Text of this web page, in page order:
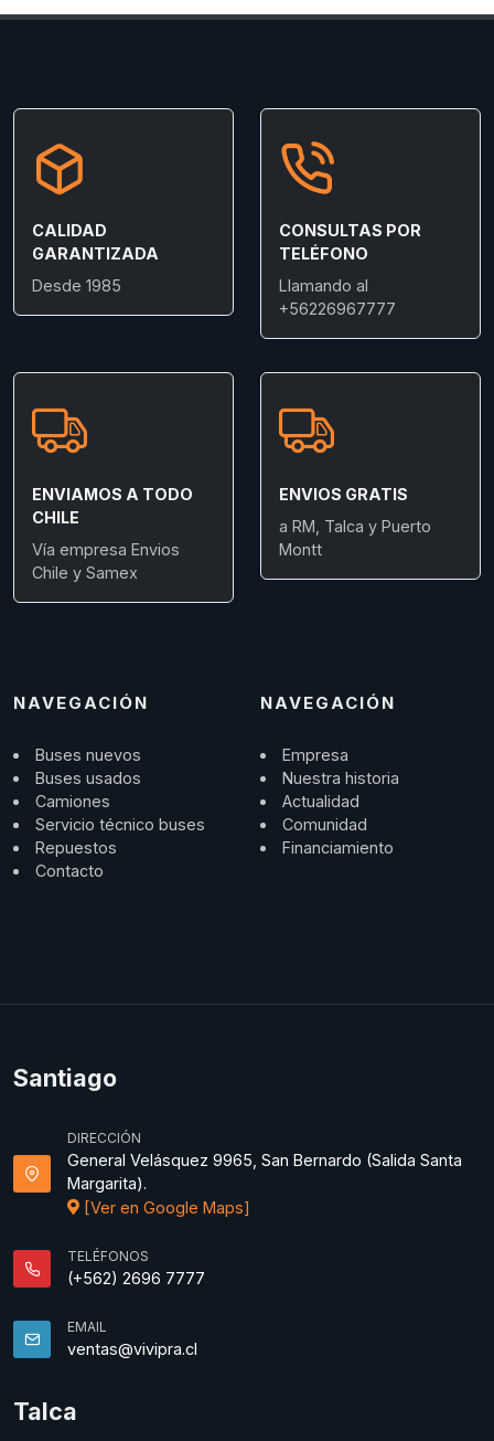
CALIDAD
GARANTIZADA
Desde 1985
CONSULTAS POR
TELÉFONO
Llamando al
+56226967777
ENVIAMOS A TODO
CHILE
Vía empresa Envios
Chile y Samex
ENVIOS GRATIS
a RM, Talca y Puerto
Montt
NAVEGACIÓN
Buses nuevos
Buses usados
Camiones
Servicio técnico buses
Repuestos
Contacto
NAVEGACIÓN
Empresa
Nuestra historia
Actualidad
Comunidad
Financiamiento
Santiago
DIRECCIÓN
General Velásquez 9965, San Bernardo (Salida Santa
Margarita).
[Ver en Google Maps]
TELÉFONOS
(+562) 2696 7777
EMAIL
ventas@vivipra.cl
Talca